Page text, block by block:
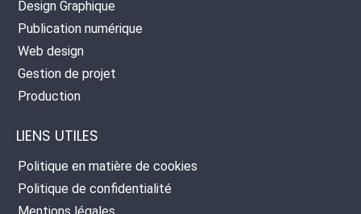
Design Graphique
Publication numérique
Web design
Gestion de projet
Production
LIENS UTILES
Politique en matière de cookies
Politique de confidentialité